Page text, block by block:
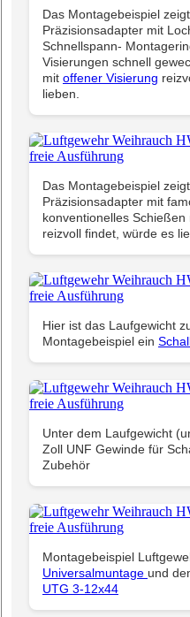
Das Montagebeispiel
Präzisionsadapter mit
Schnellspann-
Visierungen schnell
mit offener Visierung
lieben.
Das Montagebeispiel
Präzisionsadapter mit
konventionelles Schießen
reizvoll findet, würde es
Hier ist das Laufgewicht
Montagebeispiel ein
Unter dem Laufgewicht
Zoll UNF Gewinde für
Zubehör
Montagebeispiel
Universalmuntage und
UTG 3-12x44